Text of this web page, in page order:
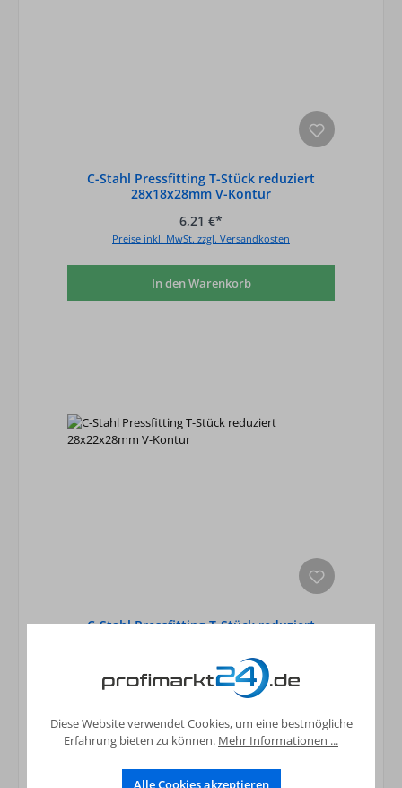
C-Stahl Pressfitting T-Stück reduziert
28x18x28mm V-Kontur
6,21 €*
Preise inkl. MwSt. zzgl. Versandkosten
In den Warenkorb
C-Stahl Pressfitting T-Stück reduziert
6,74 €*
Preise inkl. MwSt. zzgl. Versandkosten
In den Warenkorb
Diese Website verwendet Cookies, um eine bestmögliche
Erfahrung bieten zu können. Mehr Informationen ...
Alle Cookies akzeptieren